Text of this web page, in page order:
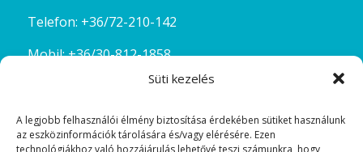
Süti kezelés
A legjobb felhasználói élmény biztosítása érdekében sütiket használunk
az eszközinformációk tárolására és/vagy elérésére. Ezen
technológiákhoz való hozzájárulás lehetővé teszi számunkra, hogy
Telefon: +36/72-210-142
Mobil:+36/30-812-1858
kostolda@szinesgyongyok.hu